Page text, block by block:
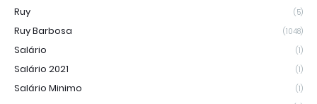
Ruy (5)
Ruy Barbosa (1048)
Salário (1)
Salário 2021 (1)
Salário Minimo (1)